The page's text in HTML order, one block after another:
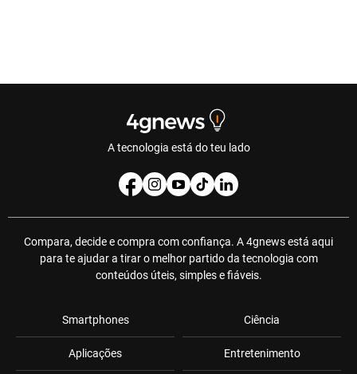
A tecnologia está do teu lado
Compara, decide e compra com confiança. A 4gnews está aqui
para te ajudar a tirar o melhor partido da tecnologia com
conteúdos úteis, simples e fiáveis.
Smartphones
Aplicações
Ciência
Entretenimento